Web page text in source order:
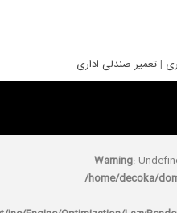
اداری
/home/